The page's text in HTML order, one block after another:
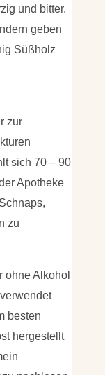
und bitter.
geben
Süßholz
zur
sich 70 – 90
Apotheke
zu
ohne Alkohol
besten
hergestellt